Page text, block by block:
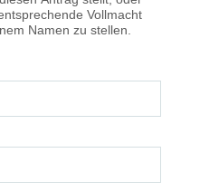
Vollmacht
Namen zu stellen.